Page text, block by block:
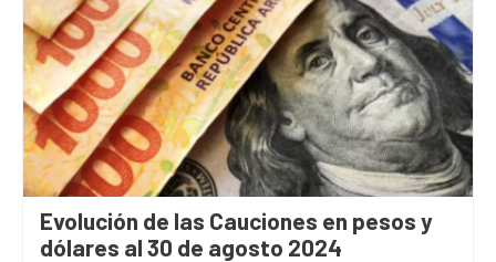
Evolución de las Cauciones en pesos y
dólares al 30 de agosto 2024